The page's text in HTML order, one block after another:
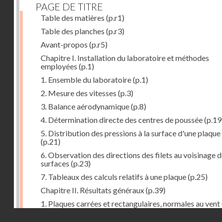
PAGE DE TITRE
Table des matières (p.r1)
Table des planches (p.r3)
Avant-propos (p.r5)
Chapitre I. Installation du laboratoire et méthodes
employées (p.1)
1. Ensemble du laboratoire(p.1)
2. Mesure des vitesses (p.3)
3. Balance aérodynamique(p.8)
4. Détermination directe des centres de poussée
5. Distribution des pressions à la surface d'une plaque
(p.21)
6. Observation des directions des filets au voisinage
surfaces (p.23)
7. Tableaux des calculs relatifs à une plaque(p.25)
Chapitre II. Résultats généraux(p.39)
1. Plaques carrées et rectangulaires, normales au vent